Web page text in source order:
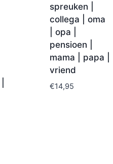
spreuken |
collega | oma
| opa |
pensioen |
mama | papa |
vriend
€14,95